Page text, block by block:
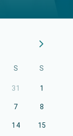
S S
31 1
7 8
14 15